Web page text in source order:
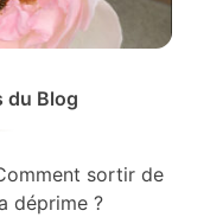
du Blog
sortir de
déprime ?